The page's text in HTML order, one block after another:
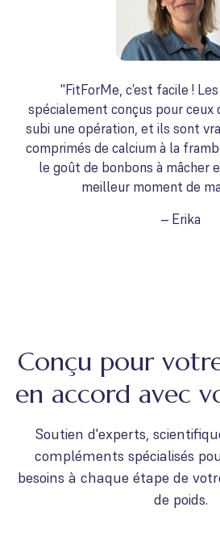
"FitForMe, c’est facile !
spécialement conçus pour ceux
subi une opération, et ils sont
comprimés de calcium à la
le goût de bonbons à mâcher
meilleur moment de
– Erika
Conçu pour
en accord avec
Soutien d'experts,
compléments spécialisés
besoins à chaque étape de
de poids.